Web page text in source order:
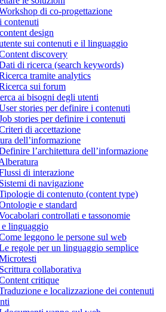
di co-progettazione
contenuti
design
sui contenuti e il linguaggio
discovery
di ricerca (search keywords)
tramite analytics
sui forum
ai bisogni degli utenti
stories per definire i contenuti
stories per definire i contenuti
di accettazione
dell’informazione
l’architettura dell’informazione
di interazione
di navigazione
di contenuto (content type)
e standard
controllati e tassonomie
linguaggio
leggono le persone sul web
regole per un linguaggio semplice
collaborativa
critique
e localizzazione dei contenuti